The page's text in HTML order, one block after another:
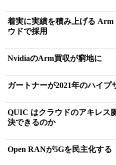
着実に実績を積み上げる
ウドで採用
NvidiaのArm買収が窮地に
ガートナーが2021年のハイプ
QUIC はクラウドのアキレス
決できるのか
Open RANが5Gを民主化する